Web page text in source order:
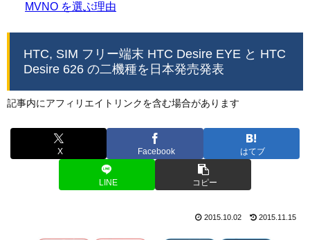
MVNO を選ぶ理由
HTC, SIM フリー端末 HTC Desire EYE と HTC
Desire 626 の二機種を日本発売発表
記事内にアフィリエイトリンクを含む場合があります
X Facebook はてブ
LINE コピー
2015.10.02 2015.11.15